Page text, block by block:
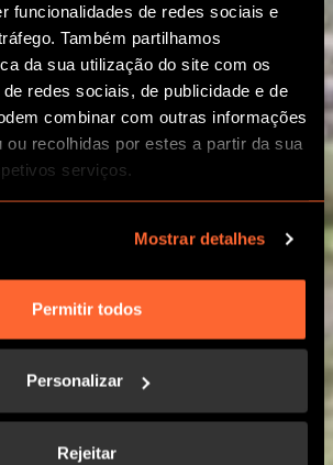
funcionalidades de redes sociais e
Também partilhamos
da sua utilização do site com os
redes sociais, de publicidade e de
combinar com outras informações
ou recolhidas por estes a partir da sua
serviços.
Mostrar detalhes
Permitir todos
Personalizar
Rejeitar
DE TEAM BUILDING 5*